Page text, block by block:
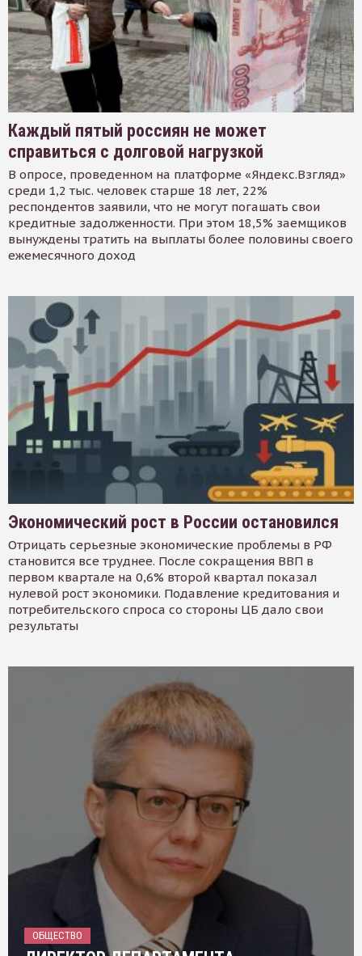
Каждый пятый россиян не может
справиться с долговой нагрузкой
В опросе, проведенном на платформе «Яндекс.Взгляд»
среди 1,2 тыс. человек старше 18 лет, 22%
респондентов заявили, что не могут погашать свои
кредитные задолженности. При этом 18,5% заемщиков
вынуждены тратить на выплаты более половины своего
ежемесячного доход
Экономический рост в России остановился
Отрицать серьезные экономические проблемы в РФ
становится все труднее. После сокращения ВВП в
первом квартале на 0,6% второй квартал показал
нулевой рост экономики. Подавление кредитования и
потребительского спроса со стороны ЦБ дало свои
результаты
ОБЩЕСТВО